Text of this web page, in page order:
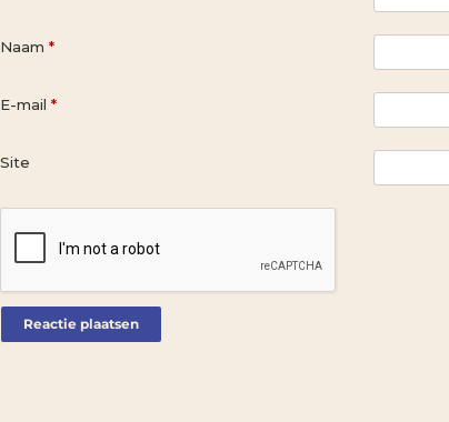
Naam *
E-mail *
Site